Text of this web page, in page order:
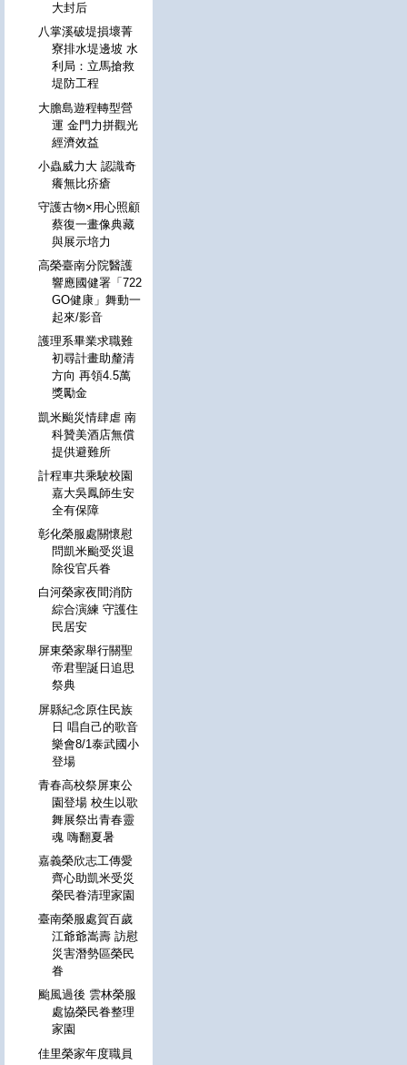
大封后
八掌溪破堤損壞菁
寮排水堤邊坡 水
利局：立馬搶救
堤防工程
大膽島遊程轉型營
運 金門力拼觀光
經濟效益
小蟲威力大 認識奇
癢無比疥瘡
守護古物×用心照顧
蔡復一畫像典藏
與展示培力
高榮臺南分院醫護
響應國健署「722
GO健康」舞動一
起來/影音
護理系畢業求職難
初尋計畫助釐清
方向 再領4.5萬
獎勵金
凱米颱災情肆虐 南
科贊美酒店無償
提供避難所
計程車共乘駛校園
嘉大吳鳳師生安
全有保障
彰化榮服處關懷慰
問凱米颱受災退
除役官兵眷
白河榮家夜間消防
綜合演練 守護住
民居安
屏東榮家舉行關聖
帝君聖誕日追思
祭典
屏縣紀念原住民族
日 唱自己的歌音
樂會8/1泰武國小
登場
青春高校祭屏東公
園登場 校生以歌
舞展祭出青春靈
魂 嗨翻夏暑
嘉義榮欣志工傳愛
齊心助凱米受災
榮民眷清理家園
臺南榮服處賀百歲
江爺爺嵩壽 訪慰
災害潛勢區榮民
眷
颱風過後 雲林榮服
處協榮民眷整理
家園
佳里榮家年度職員